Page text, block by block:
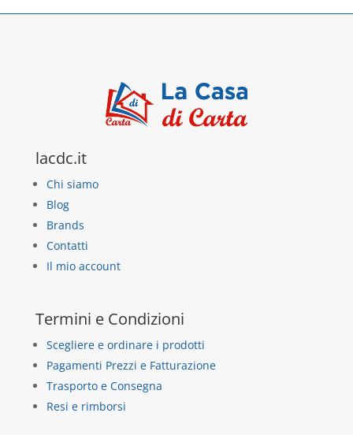
lacdc.it
Chi siamo
Blog
Brands
Contatti
Il mio account
Termini e Condizioni
Scegliere e ordinare i prodotti
Pagamenti Prezzi e Fatturazione
Trasporto e Consegna
Resi e rimborsi